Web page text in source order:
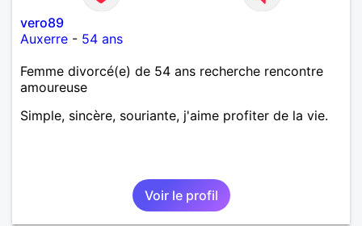
vero89
Auxerre - 54 ans
Femme divorcé(e) de 54 ans recherche rencontre
amoureuse
Simple, sincère, souriante, j'aime profiter de la vie.
Voir le profil